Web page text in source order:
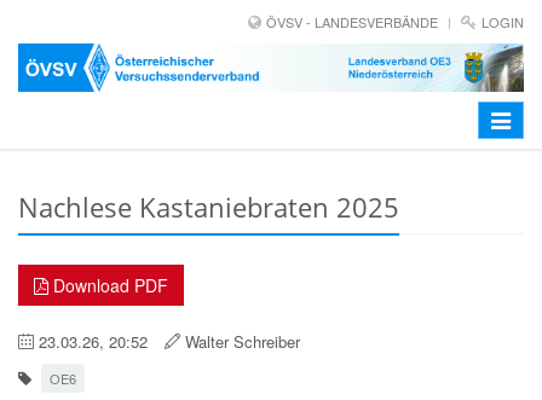
ÖVSV - LANDESVERBÄNDE LOGIN
Toggle
Nachlese Kastaniebraten 2025
Download PDF
23.03.26, 20:52 Walter Schreiber
OE6